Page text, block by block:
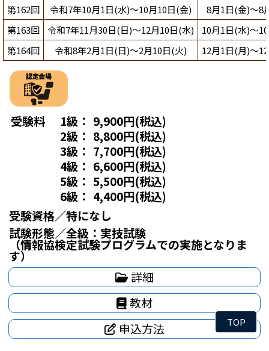
第162回
令和7年10月1日(水)～10月10日(金)
8月1日(金)～8
第163回
令和7年11月30日(日)～12月10日(水)
10月1日(水)～
第164回
令和8年2月1日(日)～2月10日(火) 12月1日(月)～
受験料 1級： 9,900円(税込)
2級： 8,800円(税込)
3級： 7,700円(税込)
4級： 6,600円(税込)
5級： 5,500円(税込)
6級： 4,400円(税込)
受験資格／特になし
試験形態／全級：実技試験
（情報協検定試験プログラムでの実施となりま
す）
詳細
教材
申込方法
TOP